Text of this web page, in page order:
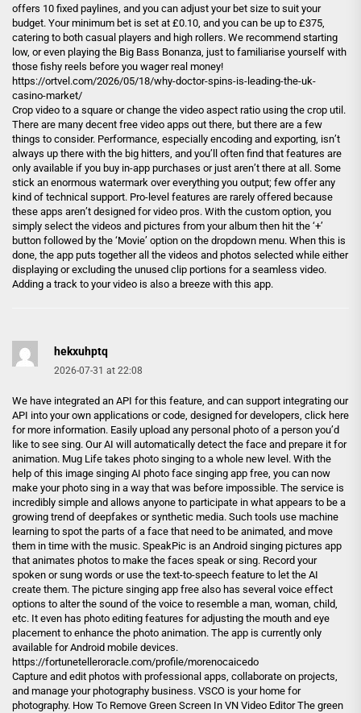
offers 10 fixed paylines, and you can adjust your bet size to suit your
budget. Your minimum bet is set at £0.10, and you can be up to £375,
catering to both casual players and high rollers. We recommend starting
low, or even playing the Big Bass Bonanza, just to familiarise yourself with
those fishy reels before you wager real money!
https://ortvel.com/2026/05/18/why-doctor-spins-is-leading-the-uk-
casino-market/
Crop video to a square or change the video aspect ratio using the crop util.
There are many decent free video apps out there, but there are a few
things to consider. Performance, especially encoding and exporting, isn’t
always up there with the big hitters, and you’ll often find that features are
only available if you buy in-app purchases or just aren’t there at all. Some
stick an enormous watermark over everything you output; few offer any
kind of technical support. Pro-level features are rarely offered because
these apps aren’t designed for video pros. With the custom option, you
simply select the videos and pictures from your album then hit the ‘+’
button followed by the ‘Movie’ option on the dropdown menu. When this is
done, the app puts together all the videos and photos selected while either
displaying or excluding the unused clip portions for a seamless video.
Adding a track to your video is also a breeze with this app.
hekxuhptq
2026-07-31 at 22:08
We have integrated an API for this feature, and can support integrating our
API into your own applications or code, designed for developers, click here
for more information. Easily upload any personal photo of a person you’d
like to see sing. Our AI will automatically detect the face and prepare it for
animation. Mug Life takes photo singing to a whole new level. With the
help of this image singing AI photo face singing app free, you can now
make your photo sing in a way that was before impossible. The service is
incredibly simple and allows anyone to participate in what appears to be a
growing trend of deepfakes or synthetic media. Such tools use machine
learning to spot the parts of a face that need to be animated, and move
them in time with the music. SpeakPic is an Android singing pictures app
that animates photos to make the faces speak or sing. Record your
spoken or sung words or use the text-to-speech feature to let the AI
create them. The picture singing app free also has several voice effect
options to alter the sound of the voice to resemble a man, woman, child,
etc. It even has photo editing features for adjusting the mouth and eye
placement to enhance the photo animation. The app is currently only
available for Android mobile devices.
https://fortunetelleroracle.com/profile/morenocaicedo
Capture and edit photos with professional apps, collaborate on projects,
and manage your photography business. VSCO is your home for
photography. How To Remove Green Screen In VN Video Editor The green